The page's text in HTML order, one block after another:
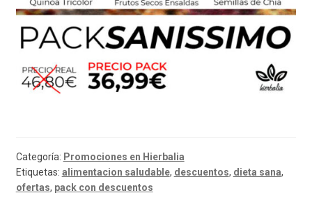
Categoría: Promociones en Hierbalia
Etiquetas: alimentacion saludable, descuentos, dieta sana,
ofertas, pack con descuentos